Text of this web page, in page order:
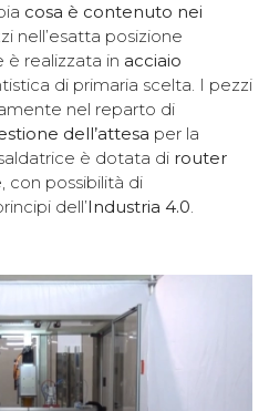
cosa è contenuto nei
nell’esatta posizione
è realizzata in acciaio
di primaria scelta. I pezzi
nel reparto di
dell’attesa per la
è dotata di router
, con possibilità di
dell’Industria 4.0